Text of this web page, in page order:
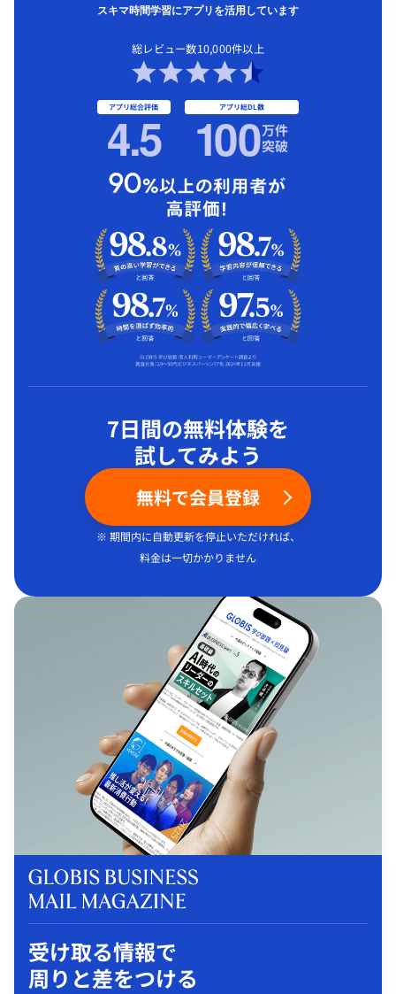
スキマ時間学習にアプリを活用しています
総レビュー数10,000件以上
アプリ総合評価
4.5 アプリ総DL数
100万件
突破
7日間の無料体験を
試してみよう
無料で会員登録
※ 期間内に自動更新を停止いただければ、
料金は一切かかりません
受け取る情報で
周りと差をつける